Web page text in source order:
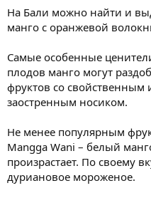
На Бали можно найти и
манго с оранжевой
Самые особенные
плодов манго могут
фруктов со свойственным
заостренным носиком.
Не менее популярным
Mangga Wani – белый
произрастает. По своему
дуриановое мороженое.